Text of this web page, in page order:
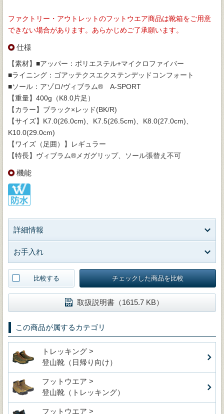
ファクトリー・アウトレットのフットウエア商品は靴箱をご用意
できない場合があります。あらかじめご了承願います。
仕様
【素材】■アッパー：ポリエステル+マイクロファイバー
■ライニング：ゴアッテクスエクステンデッドコンフォート
■ソール：アゾロ/ヴィブラム® A-SPORT
【重量】400g（K8.0片足）
【カラー】ブラック×レッド(BK/R)
【サイズ】K7.0(26.0cm)、K7.5(26.5cm)、K8.0(27.0cm)、
K10.0(29.0cm)
【ワイズ（足囲）】レギュラー
【特長】ヴィブラム®メガグリップ、ソール張替え不可
機能
詳細情報
お手入れ
比較する チェックした商品を比較
取扱説明書（1615.7 KB）
この商品が属するカテゴリ
トレッキング >
登山靴（日帰り向け）
フットウエア >
登山靴（トレッキング）
フットウエア >